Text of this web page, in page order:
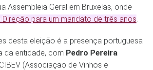
Assembleia Geral em Bruxelas, onde
Direção para um mandato de três anos
desta eleição é a presença portuguesa
da entidade, com Pedro Pereira
(Associação de Vinhos e